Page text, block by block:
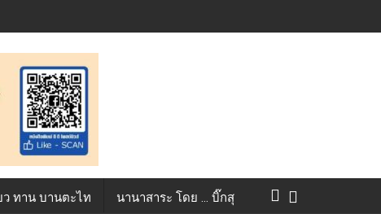
การแข่งขัน True AF 2026 :
ว ทาน บานตะไท นานาสาระ โดย … บิ๊กสุ